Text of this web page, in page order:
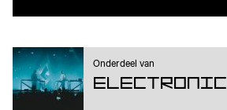
Onderdeel van
Electronic